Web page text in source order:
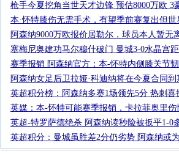
枪手今夏挖角当世天才边锋 预估8000万欧 3
本·怀特膝伤无需手术，有望季前赛复出但世
阿森纳9000万欧报价居勒尔，球员本人暂无
塞梅尼奥建功马尔穆什破门 曼城3-0水晶宫
赛季报销 阿森纳官方：本-怀特内侧膝关节
阿森纳女足后卫拉娅·科迪纳将在今夏合同到
英超积分榜：阿森纳多赛1场领先5分 热刺喜
英媒：本-怀特可能赛季报销，卡拉菲奥里伤
英超-特罗萨德绝杀 阿森纳读秒险被扳平1-0
英超积分：曼城虽胜差2分仍劣势 阿森纳或